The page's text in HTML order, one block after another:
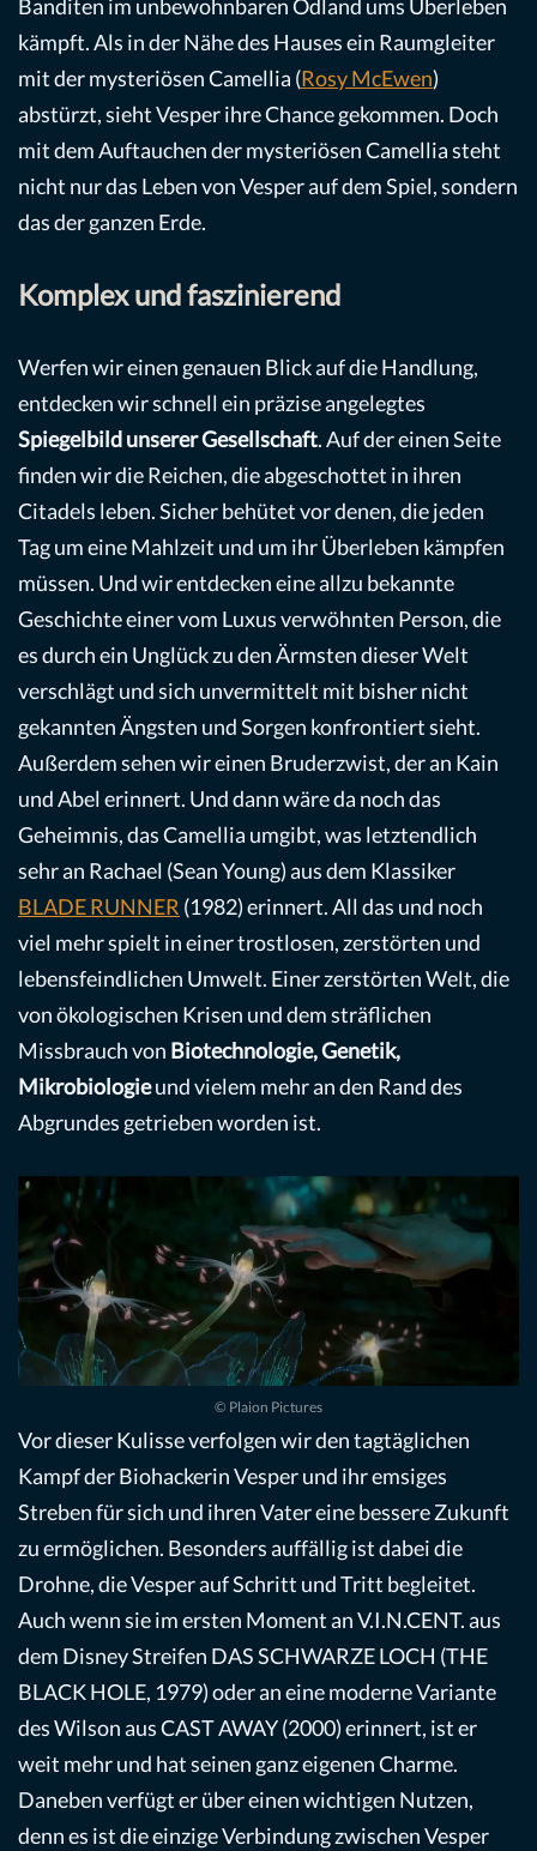
Banditen im unbewohnbaren Ödland ums Überleben
kämpft. Als in der Nähe des Hauses ein Raumgleiter
mit der mysteriösen Camellia (Rosy McEwen)
abstürzt, sieht Vesper ihre Chance gekommen. Doch
mit dem Auftauchen der mysteriösen Camellia steht
nicht nur das Leben von Vesper auf dem Spiel, sondern
das der ganzen Erde.
Komplex und faszinierend
Werfen wir einen genauen Blick auf die Handlung,
entdecken wir schnell ein präzise angelegtes
Spiegelbild unserer Gesellschaft. Auf der einen Seite
finden wir die Reichen, die abgeschottet in ihren
Citadels leben. Sicher behütet vor denen, die jeden
Tag um eine Mahlzeit und um ihr Überleben kämpfen
müssen. Und wir entdecken eine allzu bekannte
Geschichte einer vom Luxus verwöhnten Person, die
es durch ein Unglück zu den Ärmsten dieser Welt
verschlägt und sich unvermittelt mit bisher nicht
gekannten Ängsten und Sorgen konfrontiert sieht.
Außerdem sehen wir einen Bruderzwist, der an Kain
und Abel erinnert. Und dann wäre da noch das
Geheimnis, das Camellia umgibt, was letztendlich
sehr an Rachael (Sean Young) aus dem Klassiker
BLADE RUNNER (1982) erinnert. All das und noch
viel mehr spielt in einer trostlosen, zerstörten und
lebensfeindlichen Umwelt. Einer zerstörten Welt, die
von ökologischen Krisen und dem sträflichen
Missbrauch von Biotechnologie, Genetik,
Mikrobiologieund vielem mehr an den Rand des
Abgrundes getrieben worden ist.
© Plaion Pictures
Vor dieser Kulisse verfolgen wir den tagtäglichen
Kampf der Biohackerin Vesper und ihr emsiges
Streben für sich und ihren Vater eine bessere Zukunft
zu ermöglichen. Besonders auffällig ist dabei die
Drohne, die Vesper auf Schritt und Tritt begleitet.
Auch wenn sie im ersten Moment an V.I.N.CENT. aus
dem Disney Streifen DAS SCHWARZE LOCH (THE
BLACK HOLE, 1979) oder an eine moderne Variante
des Wilson aus CAST AWAY (2000) erinnert, ist er
weit mehr und hat seinen ganz eigenen Charme.
Daneben verfügt er über einen wichtigen Nutzen,
denn es ist die einzige Verbindung zwischen Vesper